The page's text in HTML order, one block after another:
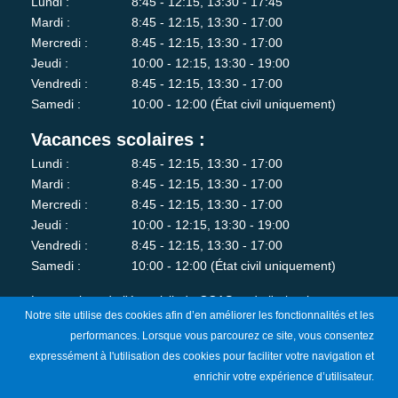
Mardi :
8:45 - 12:15, 13:30 - 17:00
Mercredi :
8:45 - 12:15, 13:30 - 17:00
Jeudi :
10:00 - 12:15, 13:30 - 19:00
Vendredi :
8:45 - 12:15, 13:30 - 17:00
Samedi :
10:00 - 12:00 (État civil uniquement)
Vacances scolaires :
Lundi :
8:45 - 12:15, 13:30 - 17:00
Mardi :
8:45 - 12:15, 13:30 - 17:00
Mercredi :
8:45 - 12:15, 13:30 - 17:00
Jeudi :
10:00 - 12:15, 13:30 - 19:00
Vendredi :
8:45 - 12:15, 13:30 - 17:00
Samedi :
10:00 - 12:00 (État civil uniquement)
Les services de l'état-civil, du CCAS et de l'urbanisme sont
fermés au public le lundi matin.
Je m'abonne à la newsletter
Notre site utilise des cookies afin d’en améliorer les fonctionnalités et les
performances. Lorsque vous parcourez ce site, vous consentez
expressément à l'utilisation des cookies pour faciliter votre navigation et
enrichir votre expérience d’utilisateur.